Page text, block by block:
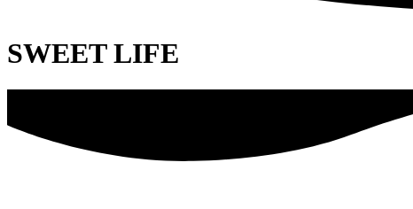
SWEET LIFE